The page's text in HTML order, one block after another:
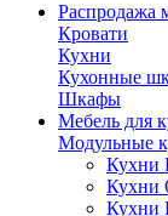
Распродажа
Кровати
Кухни
Кухонные
Шкафы
Мебель для
Модульные
Кухни
Кухни
Кухни